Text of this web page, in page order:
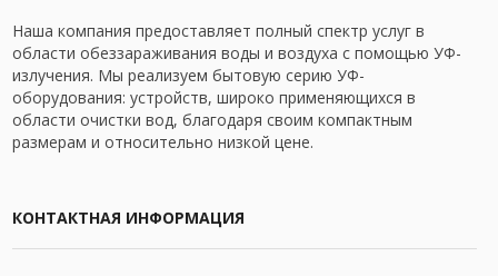
Наша компания предоставляет полный спектр услуг в
области обеззараживания воды и воздуха с помощью УФ-
излучения. Мы реализуем бытовую серию УФ-
оборудования: устройств, широко применяющихся в
области очистки вод, благодаря своим компактным
размерам и относительно низкой цене.
КОНТАКТНАЯ ИНФОРМАЦИЯ